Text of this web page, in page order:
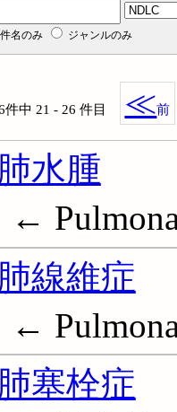
名のみ ジャンルのみ
件中 21 - 26 件目 ≪前
肺水腫
←
肺線維症
←
肺塞栓症